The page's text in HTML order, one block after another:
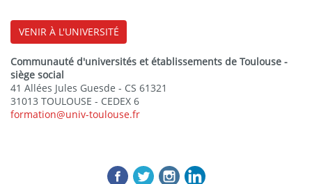
VENIR À L'UNIVERSITÉ
Communauté d'universités et établissements de Toulouse -
siège social
41 Allées Jules Guesde - CS 61321
31013 TOULOUSE - CEDEX 6
formation@univ-toulouse.fr